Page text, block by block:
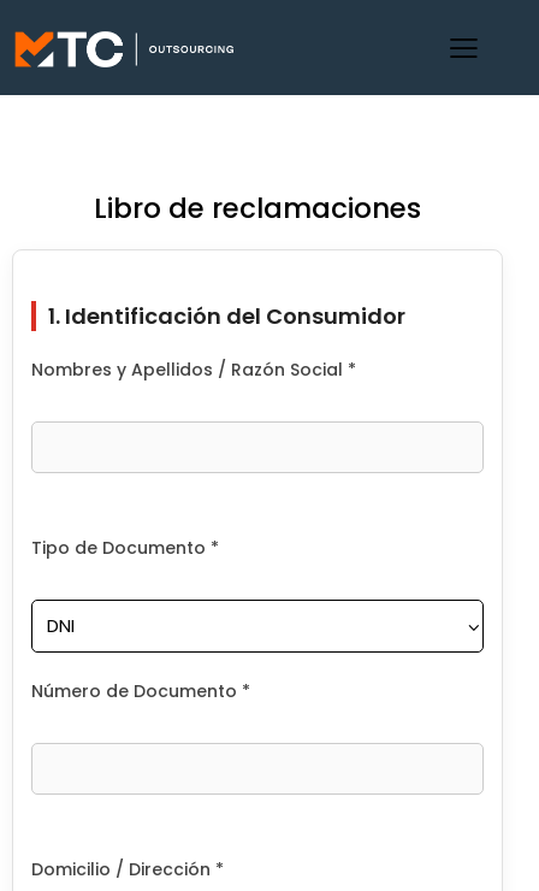
Libro de reclamaciones
1. Identificación del Consumidor
Nombres y Apellidos / Razón Social *
Tipo de Documento *
Número de Documento *
Domicilio / Dirección *